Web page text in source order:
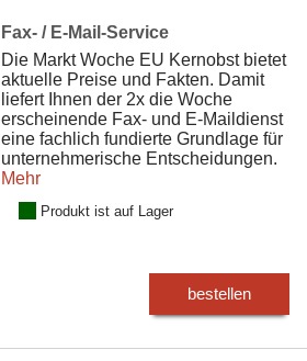
Fax- / E-Mail-Service
Die Markt Woche EU Kernobst bietet
aktuelle Preise und Fakten. Damit
liefert Ihnen der 2x die Woche
erscheinende Fax- und E-Maildienst
eine fachlich fundierte Grundlage für
unternehmerische Entscheidungen.
Mehr
Produkt ist auf Lager
bestellen